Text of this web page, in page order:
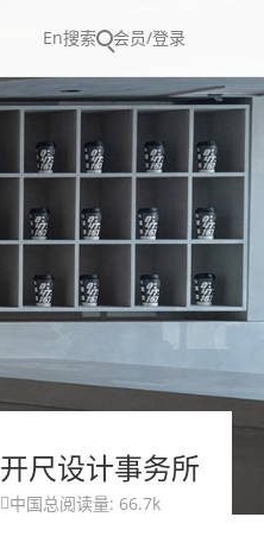
En搜索 会员/登录
开尺设计事务所
 中国总阅读量: 66.7k